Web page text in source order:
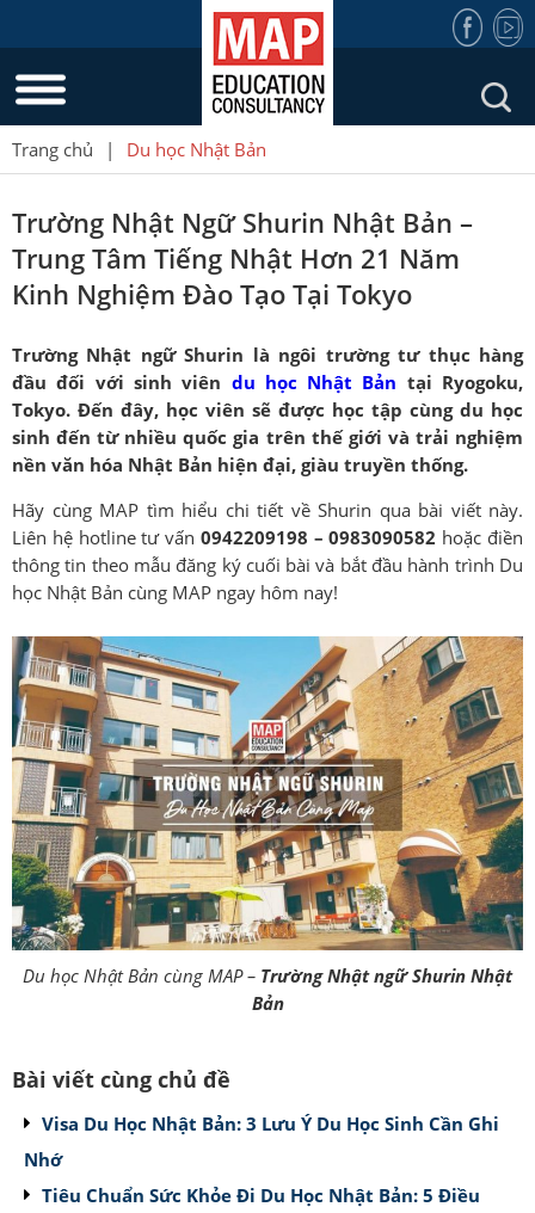
Trang chủ | Du học Nhật Bản
Trường Nhật Ngữ Shurin Nhật Bản –
Trung Tâm Tiếng Nhật Hơn 21 Năm
Kinh Nghiệm Đào Tạo Tại Tokyo
Trường Nhật ngữ Shurin là ngôi trường tư thục hàng
đầu đối với sinh viên du học Nhật Bản tại Ryogoku,
Tokyo. Đến đây, học viên sẽ được học tập cùng du học
sinh đến từ nhiều quốc gia trên thế giới và trải nghiệm
nền văn hóa Nhật Bản hiện đại, giàu truyền thống.
Hãy cùng MAP tìm hiểu chi tiết về Shurin qua bài viết này.
Liên hệ hotline tư vấn 0942209198 – 0983090582 hoặc điền
thông tin theo mẫu đăng ký cuối bài và bắt đầu hành trình Du
học Nhật Bản cùng MAP ngay hôm nay!
Du học Nhật Bản cùng MAP – Trường Nhật ngữ Shurin Nhật
Bản
Bài viết cùng chủ đề
Visa Du Học Nhật Bản: 3 Lưu Ý Du Học Sinh Cần Ghi
Nhớ
Tiêu Chuẩn Sức Khỏe Đi Du Học Nhật Bản: 5 Điều